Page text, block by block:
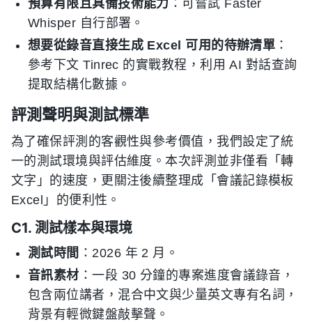
預算有限且具備技術能力 ：可嘗試 Faster
Whisper 自行部署。
想要從錄音直接生成 Excel 可用的待辦清單 ：
參考下文 Tinrec 的實戰教程，利用 AI 對話查詢
提取結構化數據。
評測聲明與測試標準
為了確保評測的客觀性與參考價值，我們設定了統
一的測試環境與評估維度。本次評測並非僅看「轉
文字」的速度，更關注後續整理成「會議記錄模板
Excel」的便利性。
C1. 測試樣本與環境
測試時間 ：2026 年 2 月。
音訊素材 ：一段 30 分鐘的專案進度會議錄音，
包含兩位講者，混合中文與少量英文專有名詞，
背景有輕微鍵盤敲擊聲。